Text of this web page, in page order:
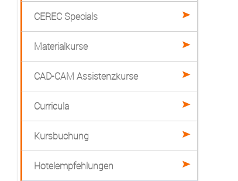
CEREC Specials
Materialkurse
CAD-CAM Assistenzkurse
Curricula
Kursbuchung
Hotelempfehlungen